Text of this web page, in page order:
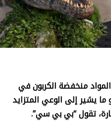
منخفضة الكربون في
ما يشير إلى الوعي المتزايد
تقول “بي بي سي”.